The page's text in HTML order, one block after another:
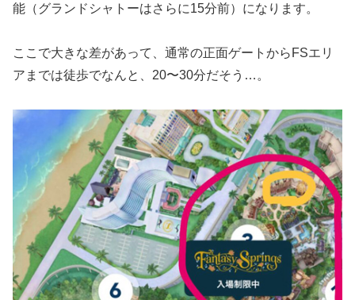
能（グランドシャトーはさらに15分前）になります。
ここで大きな差があって、通常の正面ゲートからFSエリ
アまでは徒歩でなんと、20〜30分だそう…。